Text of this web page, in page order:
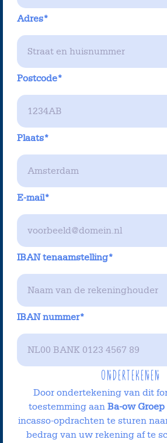
Adres*
Postcode*
Plaats*
E-mail*
IBAN tenaamstelling*
IBAN nummer*
Ondertekenen
Door ondertekening van dit
toestemming aan Ba-ow Groep
incasso-opdrachten te sturen
bedrag van uw rekening af te